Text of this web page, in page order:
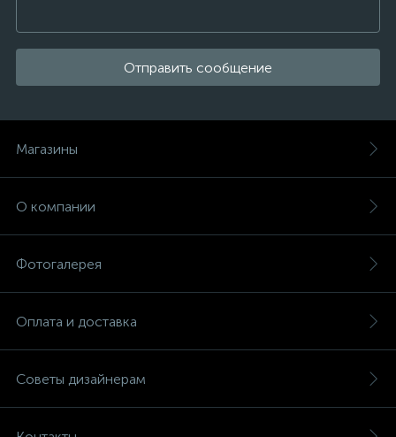
Отправить сообщение
Магазины
О компании
Фотогалерея
Оплата и доставка
Советы дизайнерам